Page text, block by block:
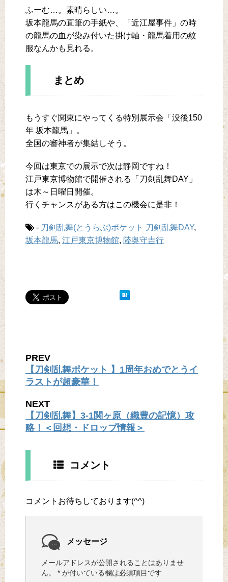
ふーむ…。素晴らしい…。
坂本龍馬の直筆の手紙や、「近江屋事件」の時
の龍馬の血が染み付いた掛け軸・龍馬着用の紋
服なんかも見れる。
まとめ
もうすぐ関東にやってくる特別展示会「没後150
年 坂本龍馬」。
全国の審神者が集結しそう。
今回は東京での展示で次は静岡ですね！
江戸東京博物館で開催される「刀剣乱舞DAY」
は木～日曜日開催。
行くチャンスがある方はこの機会に是非！
- 刀剣乱舞(とうらぶ)ポケット 刀剣乱舞DAY,
坂本龍馬, 江戸東京博物館, 陸奥守吉行
PREV
【刀剣乱舞ポケット 】1周年おめでとうイ
ラストが超豪華！
NEXT
【刀剣乱舞】3-1関ヶ原（織豊の記憶）攻
略！＜回想・ドロップ情報＞
コメント
コメントお待ちしております(^^)
メッセージ
メールアドレスが公開されることはありませ
ん。
* が付いている欄は必須項目です